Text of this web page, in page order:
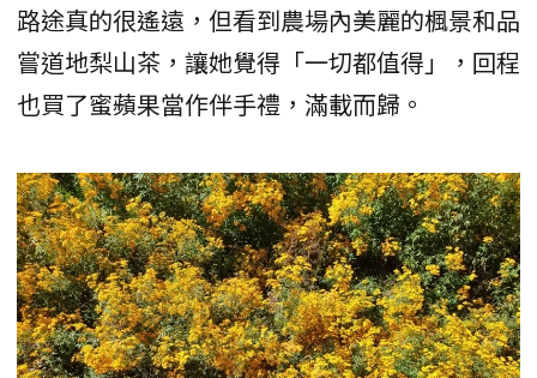
路途真的很遙遠，但看到農場內美麗的楓景和品
嘗道地梨山茶，讓她覺得「一切都值得」，回程
也買了蜜蘋果當作伴手禮，滿載而歸。